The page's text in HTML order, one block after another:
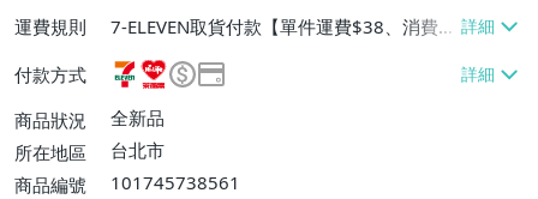
運費規則
7-ELEVEN取貨付款【單件運費$38、消費滿
$10000免運費】、7-ELEVEN取貨不付款
【單件運費$38】、萊爾富取貨付款【單件
運費$60、消費滿$10000免運費】、郵局
掛號【單件運費$60、消費滿$10000免運
付款方式
商品狀況
全新品
所在地區
台北市
商品編號
101745738561